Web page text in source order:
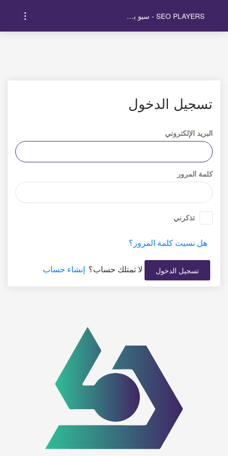
SEO PLAYERS - سيو بلايرز
تسجيل الدخول
البريد الإلكتروني
كلمة المرور
تذكرني
هل نسيت كلمة المرور؟
تسجيل الدخول لا تمتلك حساب؟ إنشاء حساب